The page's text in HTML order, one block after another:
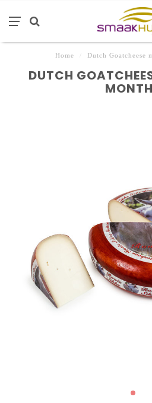
Home Dutch Goatcheese
DUTCH